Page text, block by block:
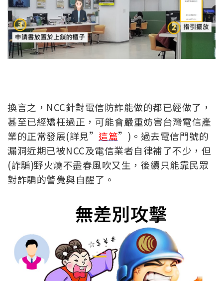
換言之，NCC針對電信防詐能做的都已經做了，
甚至已經矯枉過正，可能會嚴重妨害台灣電信產
業的正常發展(詳見” 這篇”)。過去電信門號的
漏洞近期已被NCC及電信業者自律補了不少，但
(詐騙)野火燒不盡春風吹又生，後續只能靠民眾
對詐騙的警覺與自醒了。